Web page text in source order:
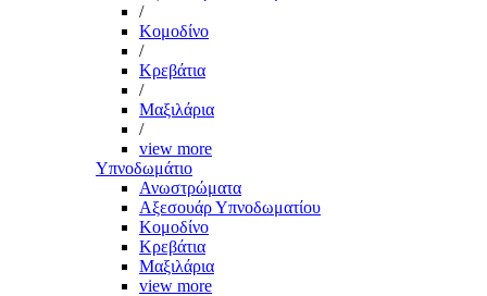
/
Κομοδίνο
/
Κρεβάτια
/
Μαξιλάρια
/
view more
Υπνοδωμάτιο
Ανωστρώματα
Αξεσουάρ Υπνοδωματίου
Κομοδίνο
Κρεβάτια
Μαξιλάρια
view more